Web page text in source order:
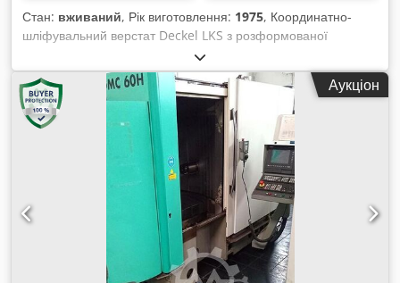
Стан: вживаний, Рік виготовлення: 1975, Координатно-
шліфувальний верстат Deckel LKS з розформованої
майстерні. Функціональність не перевірялася. Codpfx
Aheyhxcpjujha
Аукціон